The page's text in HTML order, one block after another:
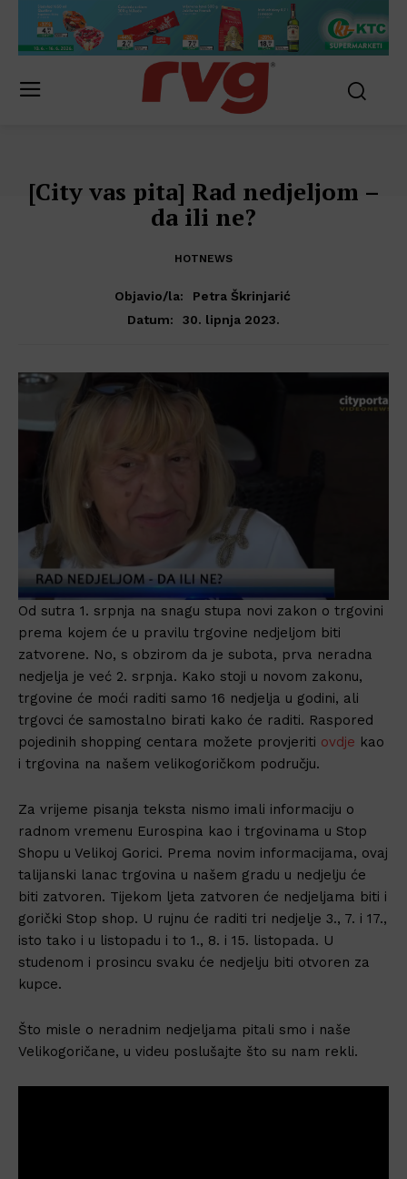
[City vas pita] Rad nedjeljom –
da ili ne?
HOTNEWS
Objavio/la:
Petra Škrinjarić
Datum:
30. lipnja 2023.
Od sutra 1. srpnja na snagu stupa novi zakon o trgovini
prema kojem će u pravilu trgovine nedjeljom biti
zatvorene. No, s obzirom da je subota, prva neradna
nedjelja je već 2. srpnja. Kako stoji u novom zakonu,
trgovine će moći raditi samo 16 nedjelja u godini, ali
trgovci će samostalno birati kako će raditi. Raspored
pojedinih shopping centara možete provjeriti ovdje kao
i trgovina na našem velikogoričkom području.
Za vrijeme pisanja teksta nismo imali informaciju o
radnom vremenu Eurospina kao i trgovinama u Stop
Shopu u Velikoj Gorici. Prema novim informacijama, ovaj
talijanski lanac trgovina u našem gradu u nedjelju će
biti zatvoren. Tijekom ljeta zatvoren će nedjeljama biti i
gorički Stop shop. U rujnu će raditi tri nedjelje 3., 7. i 17.,
isto tako i u listopadu i to 1., 8. i 15. listopada. U
studenom i prosincu svaku će nedjelju biti otvoren za
kupce.
Što misle o neradnim nedjeljama pitali smo i naše
Velikogoričane, u videu poslušajte što su nam rekli.